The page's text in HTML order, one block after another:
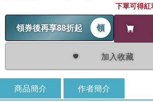
領券後再享88折起 領
加入收藏
下單可得
商品簡介 作者簡介